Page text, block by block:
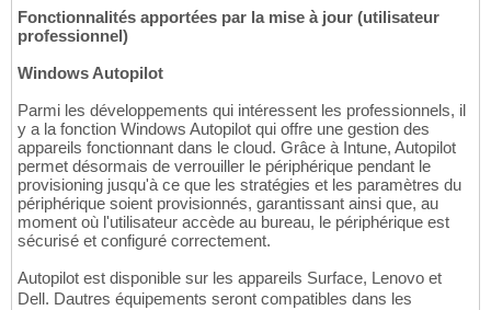
Fonctionnalités apportées par la mise à jour (utilisateur
professionnel)
Windows Autopilot
Parmi les développements qui intéressent les professionnels, il
y a la fonction Windows Autopilot qui offre une gestion des
appareils fonctionnant dans le cloud. Grâce à Intune, Autopilot
permet désormais de verrouiller le périphérique pendant le
provisioning jusqu'à ce que les stratégies et les paramètres du
périphérique soient provisionnés, garantissant ainsi que, au
moment où l'utilisateur accède au bureau, le périphérique est
sécurisé et configuré correctement.
Autopilot est disponible sur les appareils Surface, Lenovo et
Dell. Dautres équipements seront compatibles dans les